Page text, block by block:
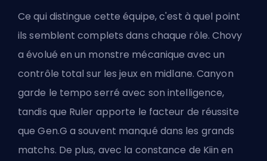
Ce qui distingue cette équipe, c'est à quel point
ils semblent complets dans chaque rôle. Chovy
a évolué en un monstre mécanique avec un
contrôle total sur les jeux en midlane. Canyon
garde le tempo serré avec son intelligence,
tandis que Ruler apporte le facteur de réussite
que Gen.G a souvent manqué dans les grands
matchs. De plus, avec la constance de Kiin en